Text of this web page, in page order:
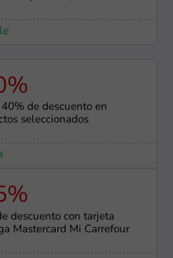
de descuento en
seleccionados
descuento con tarjeta
Mastercard Mi Carrefour